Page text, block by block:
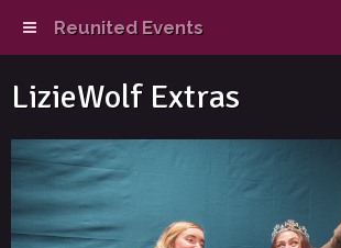
Reunited Events
LizieWolf Extras